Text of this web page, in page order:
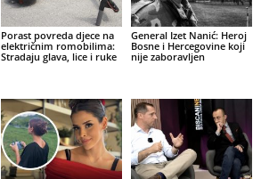
Porast povreda djece na
električnim romobilima:
Stradaju glava, lice i ruke
General Izet Nanić: Heroj
Bosne i Hercegovine koji
nije zaboravljen